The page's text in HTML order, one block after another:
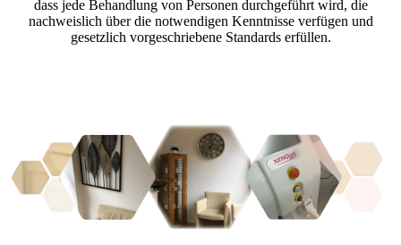
dass jede Behandlung von Personen durchgeführt wird, die
nachweislich über die notwendigen Kenntnisse verfügen und
gesetzlich vorgeschriebene Standards erfüllen.